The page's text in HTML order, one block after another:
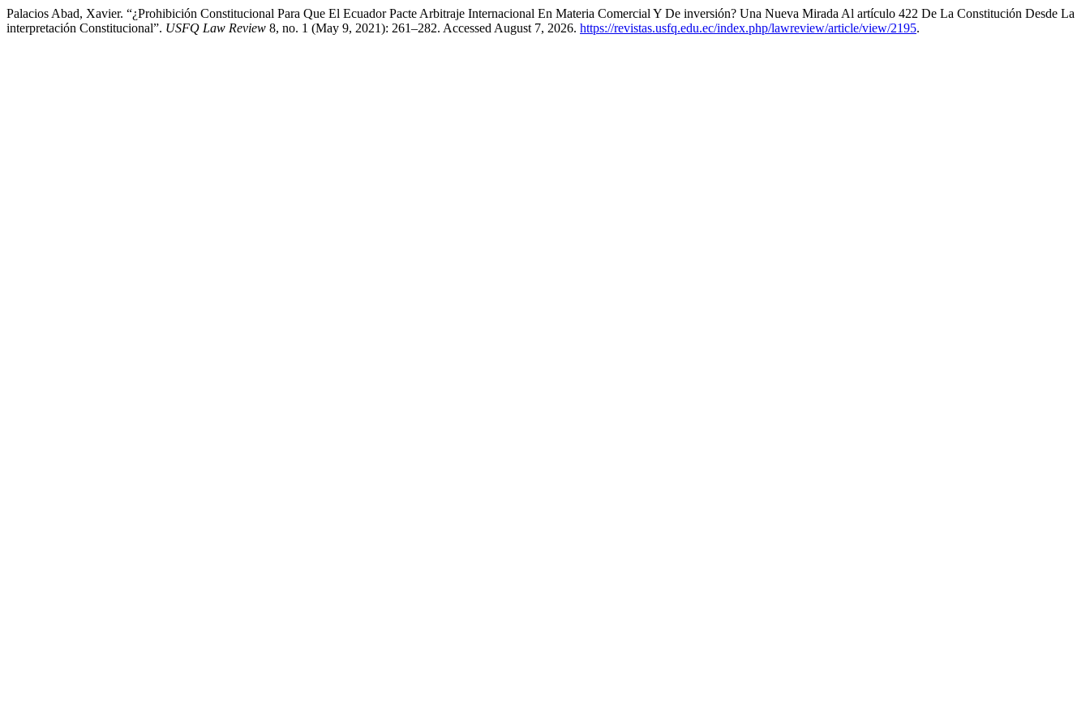
Palacios Abad, Xavier. “¿Prohibición Constitucional Para Que El Ecuador Pacte Arbitraje Internacional En Materia Comercial Y De inversión? Una Nueva Mirada Al artículo 422 De La Constitución Desde La
interpretación Constitucional”. USFQ Law Review 8, no. 1 (May 9, 2021): 261–282. Accessed August 7, 2026. https://revistas.usfq.edu.ec/index.php/lawreview/article/view/2195.